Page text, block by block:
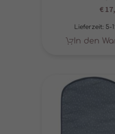
€
Lieferzeit: 5-
In den